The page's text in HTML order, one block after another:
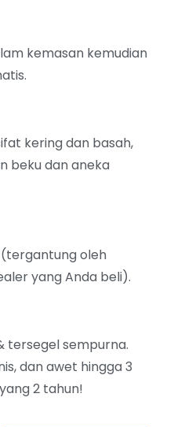
kemasan kemudian
kering dan basah,
beku dan aneka
(tergantung oleh
yang Anda beli).
tersegel sempurna.
dan awet hingga 3
2 tahun!